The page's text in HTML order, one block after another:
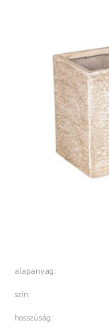
alapanyag
szín
hosszúság